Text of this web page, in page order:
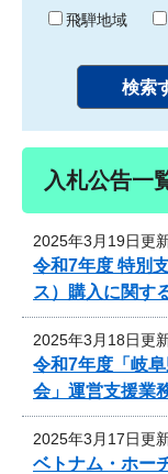
飛騨地域
入札公告一
2025年3月19日更
令和7年度 特別
ス）購入に関す
2025年3月18日更
令和7年度「岐
会」運営支援業
2025年3月17日更
ベトナム・ホー